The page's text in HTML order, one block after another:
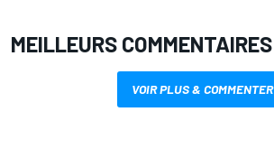
MEILLEURS COMMENTAIRES
VOIR PLUS & COMMENTER